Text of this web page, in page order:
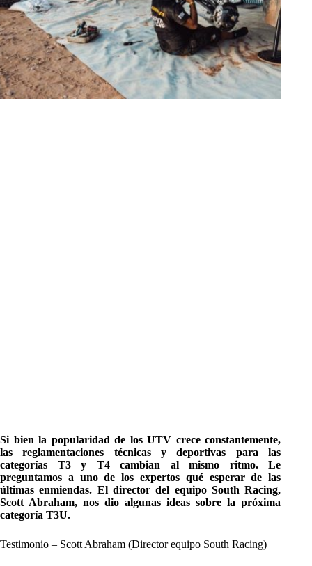
Si bien la popularidad de los UTV crece constantemente,
las reglamentaciones técnicas y deportivas para las
categorías T3 y T4 cambian al mismo ritmo. Le
preguntamos a uno de los expertos qué esperar de las
últimas enmiendas. El director del equipo South Racing,
Scott Abraham, nos dio algunas ideas sobre la próxima
categoría T3U.
Testimonio – Scott Abraham (Director equipo South Racing)